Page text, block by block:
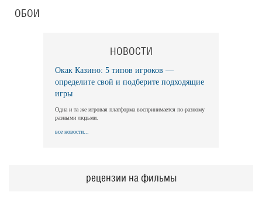
ОБОИ
НОВОСТИ
Окак Казино: 5 типов игроков —
определите свой и подберите подходящие
игры
Одна и та же игровая платформа воспринимается по-разному
разными людьми.
все новости...
рецензии на фильмы